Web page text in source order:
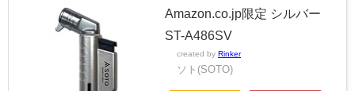
Amazon.co.jp限定 シルバー
ST-A486SV
created by Rinker
ソト(SOTO)